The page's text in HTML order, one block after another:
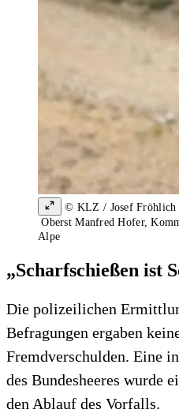
© KLZ / Josef Fröhlich
Oberst Manfred Hofer,
Alpe
„Scharfschießen ist
Die polizeilichen
Befragungen ergaben
Fremdverschulden. Eine
des Bundesheeres wurde
den Ablauf des Vorfalls.